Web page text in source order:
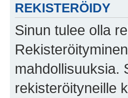
REKISTERÖIDY
Sinun tulee olla
mahdollisuuksia.
rekisteröityneille